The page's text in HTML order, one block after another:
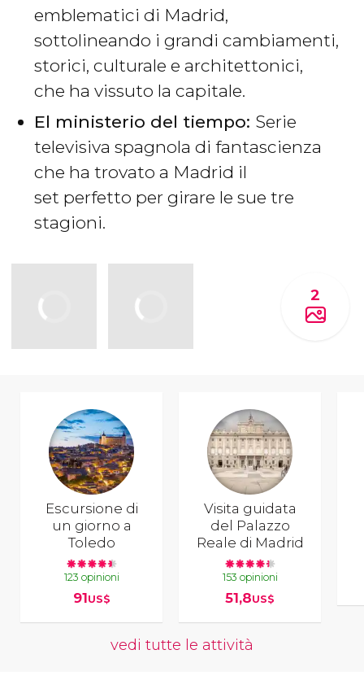
emblematici di Madrid,
sottolineando i grandi cambiamenti,
storici, culturale e architettonici,
che ha vissuto la capitale.
El ministerio del tiempo: Serie
televisiva spagnola di fantascienza
che ha trovato a Madrid il
set perfetto per girare le sue tre
stagioni.
2
Escursione di
un giorno a
Toledo
123 opinioni
91US$
Visita guidata
del Palazzo
Reale di Madrid
153 opinioni
51,8US$
vedi tutte le attività